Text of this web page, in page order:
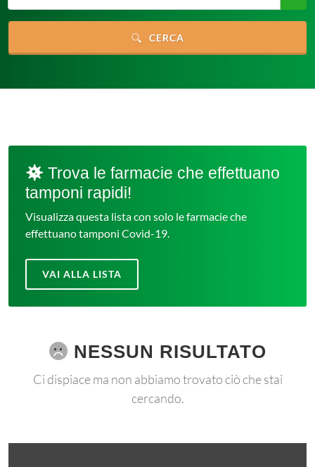
CERCA
Trova le farmacie che effettuano
tamponi rapidi!
Visualizza questa lista con solo le farmacie che
effettuano tamponi Covid-19.
VAI ALLA LISTA
NESSUN RISULTATO
Ci dispiace ma non abbiamo trovato ciò che stai
cercando.